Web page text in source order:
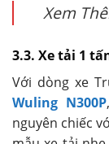
Xem
3.3. Xe tải 1
Với dòng xe
Wuling N300P
nguyên chiếc